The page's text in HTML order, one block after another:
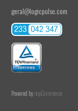
geral@logicpulse.com
Powered bynopCommerce